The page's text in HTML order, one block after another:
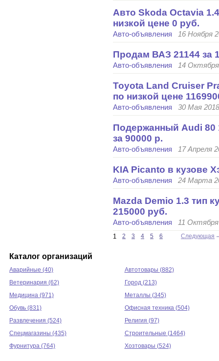
Авто Skoda Octavia
низкой цене 0 руб.
Авто-объявления 16 Ноября
Продам ВАЗ 21144 за
Авто-объявления 14
Toyota Land Cruiser
по низкой цене
Авто-объявления 30 Мая
Подержанный Audi 80
за 90000 р.
Авто-объявления 17 Апреля
KIA Picanto в кузове
Авто-объявления 24 Марта
Mazda Demio 1.3 тип
215000 руб.
Авто-объявления 11
1 2 3 4 5 6 Следующая
Каталог организаций
Аварийные (40)
Автотовары (882)
Ветеринария (62)
Город (213)
Медицина (971)
Металлы (345)
Обувь (831)
Офисная техника (504)
Развлечения (524)
Религия (97)
Спецмагазины (435)
Строительные (1464)
Фурнитура (764)
Хозтовары (524)